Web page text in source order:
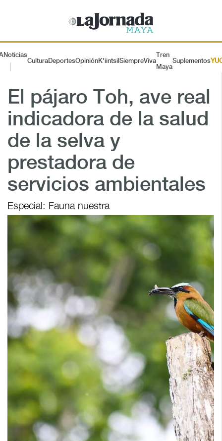
Noticias
CulturaDeportesOpiniónK'iintsil SiempreViva
Tren
Maya
Suplementos
El pájaro Toh, ave real
indicadora de la salud
de la selva y
prestadora de
servicios ambientales
Especial: Fauna nuestra